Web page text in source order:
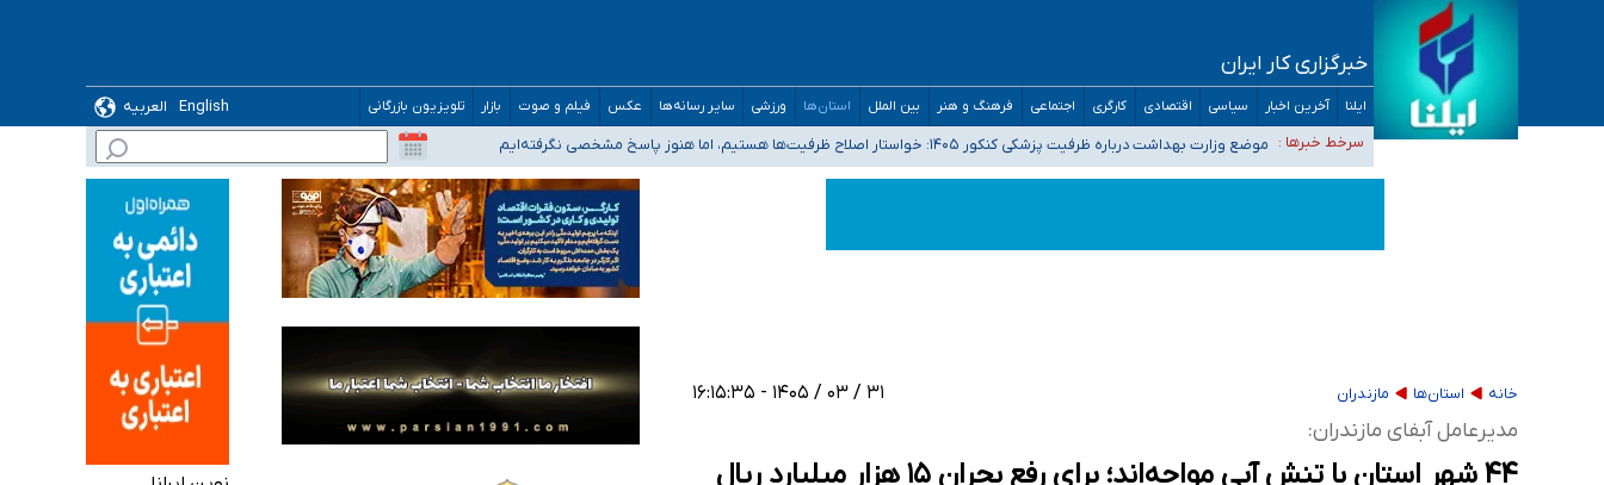
خبرگزاری کار ایران
ایلنا آخرین اخبار سیاسی اقتصادی کارگری اجتماعی فرهنگ و هنر بین الملل استان‌ها ورزشی سایر رسانه‌ها عکس فیلم و صوت بازار تلویزیون بازرگانی English
العربیه
سرخط خبرها :
۴۰ تا ۵۰ روز گرمای نسبی در پیش داریم/ دمای تهران به ۳۸ درجه می‌رسد
موضع وزارت بهداشت درباره ظرفیت پزشکی کنکور ۱۴۰۵: خواستار اصلاح ظرفیت‌ها هستیم، اما هنوز پاسخ مشخصی نگرفته‌ایم
تعویق آزمون ورودی دکترای تخصصی فرماندهی صحنه عملیات و دکترای تخصصی جغرافیای نظامی دافوس آجا
خانه استان‌ها مازندران ۳۱ / ۰۳ / ۱۴۰۵ - ۱۶:۱۵:۳۵
مدیرعامل آبفای مازندران:
۴۴ شهر استان با تنش آبی مواجه‌اند؛ برای رفع بحران ۱۵ هزار میلیارد ریال